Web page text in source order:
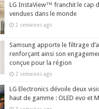
LG InstaView™ franchit le cap
vendues dans le monde
2 semaines ago
Samsung apporte le filtrage
renforçant ainsi son
conçue pour la région
2 semaines ago
LG Electronics dévoile deux
haut de gamme : OLED evo et